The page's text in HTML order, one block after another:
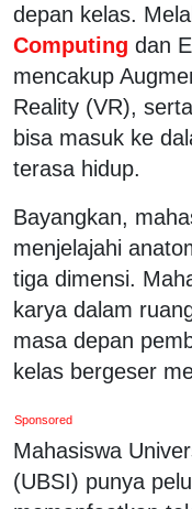
depan kelas.
Computing dan
mencakup
Reality (VR),
bisa masuk ke
terasa hidup.
Bayangkan,
menjelajahi
tiga dimensi.
karya dalam
masa depan
kelas bergeser
Sponsored
Mahasiswa
(UBSI) punya